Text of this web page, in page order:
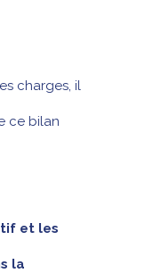
charges, il
ce bilan
et les
la